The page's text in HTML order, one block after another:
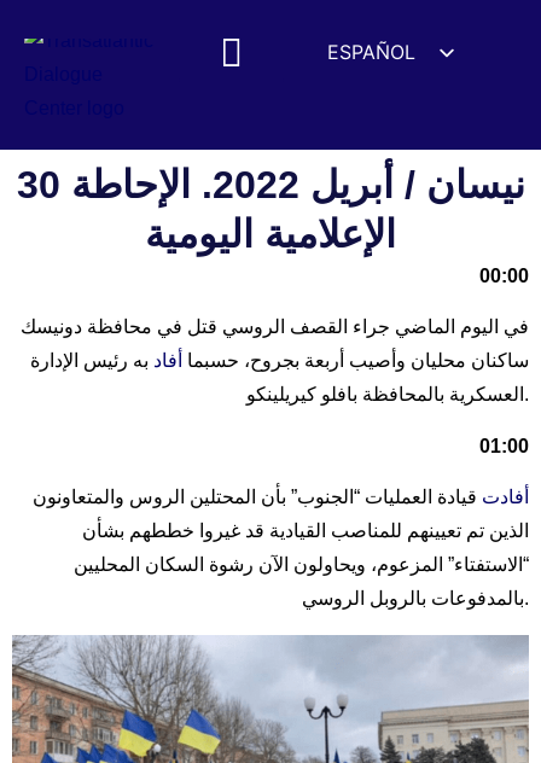
ESPAÑOL
FRANÇAIS
УКРАЇНСЬКА
简体中文
العربية
ITALIANO
30 نيسان / أبريل 2022. الإحاطة
الإعلامية اليومية
00:00
في اليوم الماضي جراء القصف الروسي قتل في محافظة دونيسك
ساكنان محليان وأصيب أربعة بجروح، حسبما أفاد به رئيس الإدارة
العسكرية بالمحافظة بافلو كيريلينكو.
01:00
أفادت قيادة العمليات “الجنوب” بأن المحتلين الروس والمتعاونون
الذين تم تعيينهم للمناصب القيادية قد غيروا خططهم بشأن
“الاستفتاء” المزعوم، ويحاولون الآن رشوة السكان المحليين
بالمدفوعات بالروبل الروسي.